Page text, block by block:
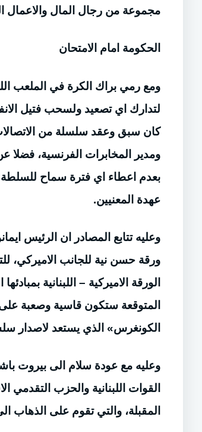
مجموعة من رجال المال والاعمال
الحكومة امام الامتحان
ومع رمي براك الكرة في الملعب
لتدارك اي تصعيد ولسحب فتيل
كان سبق وعقد سلسلة من
ومدير المخابرات الفرنسية،
بعدم اعطاء اي فترة سماح للسلطة
عهدة المعنيين.
وعليه تتابع المصادر ان الرئيس
ورقة حسن نية للجانب الاميركي،
الورقة الاميركية – اللبنانية
المتوقعة ستكون قاسية وصعبة
الكونغرس» الذي يستعد لاصدار
وعليه مع عودة سلام الى بيروت
القوات اللبنانية والحزب التقدمي
المقبلة، والتي تقوم على